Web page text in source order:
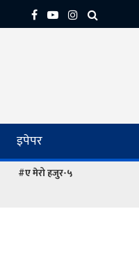
इपेपर
#ए मेरो हजुर-५